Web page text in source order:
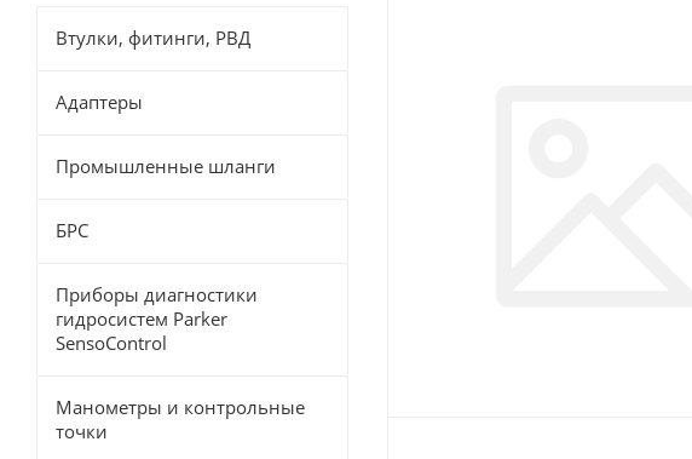
Втулки, фитинги, РВД
Адаптеры
Промышленные шланги
БРС
Приборы диагностики
гидросистем Parker
SensoControl
Манометры и контрольные
точки